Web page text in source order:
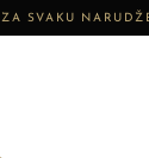
ZA SVAKU